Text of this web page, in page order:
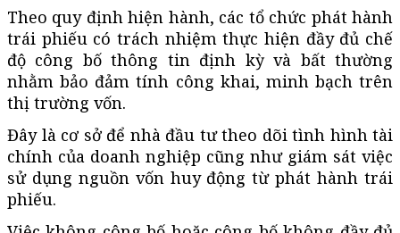
Theo quy định hiện hành, các tổ chức phát hành
trái phiếu có trách nhiệm thực hiện đầy đủ chế
độ công bố thông tin định kỳ và bất thường
nhằm bảo đảm tính công khai, minh bạch trên
thị trường vốn.
Đây là cơ sở để nhà đầu tư theo dõi tình hình tài
chính của doanh nghiệp cũng như giám sát việc
sử dụng nguồn vốn huy động từ phát hành trái
phiếu.